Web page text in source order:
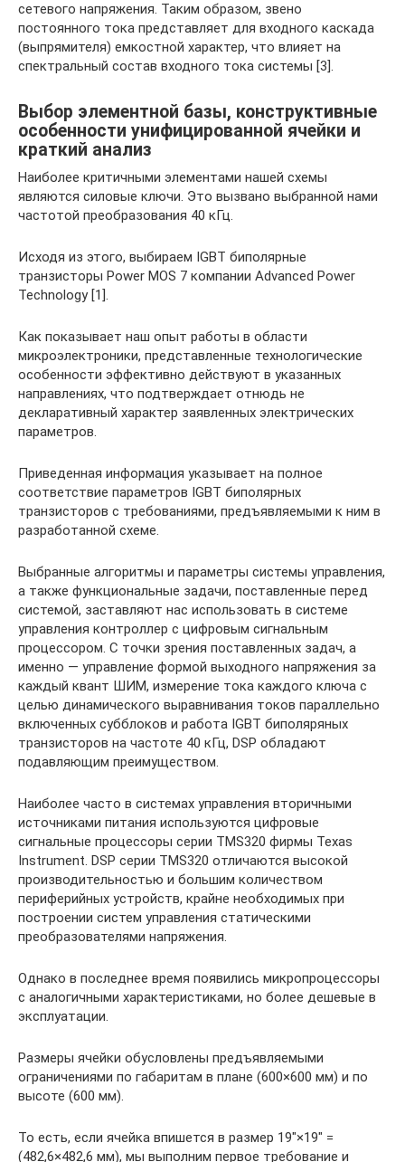
сетевого напряжения. Таким образом, звено
постоянного тока представляет для входного каскада
(выпрямителя) емкостной характер, что влияет на
спектральный состав входного тока системы [3].
Выбор элементной базы, конструктивные
особенности унифицированной ячейки и
краткий анализ
Наиболее критичными элементами нашей схемы
являются силовые ключи. Это вызвано выбранной нами
частотой преобразования 40 кГц.
Исходя из этого, выбираем IGBT биполярные
транзисторы Power MOS 7 компании Advanced Power
Technology [1].
Как показывает наш опыт работы в области
микроэлектроники, представленные технологические
особенности эффективно действуют в указанных
направлениях, что подтверждает отнюдь не
декларативный характер заявленных электрических
параметров.
Приведенная информация указывает на полное
соответствие параметров IGBT биполярных
транзисторов с требованиями, предъявляемыми к ним в
разработанной схеме.
Выбранные алгоритмы и параметры системы управления,
а также функциональные задачи, поставленные перед
системой, заставляют нас использовать в системе
управления контроллер с цифровым сигнальным
процессором. С точки зрения поставленных задач, а
именно — управление формой выходного напряжения за
каждый квант ШИМ, измерение тока каждого ключа с
целью динамического выравнивания токов параллельно
включенных субблоков и работа IGBT биполяряных
транзисторов на частоте 40 кГц, DSP обладают
подавляющим преимуществом.
Наиболее часто в системах управления вторичными
источниками питания используются цифровые
сигнальные процессоры серии TMS320 фирмы Texas
Instrument. DSP серии TMS320 отличаются высокой
производительностью и большим количеством
периферийных устройств, крайне необходимых при
построении систем управления статическими
преобразователями напряжения.
Однако в последнее время появились микропроцессоры
с аналогичными характеристиками, но более дешевые в
эксплуатации.
Размеры ячейки обусловлены предъявляемыми
ограничениями по габаритам в плане (600×600 мм) и по
высоте (600 мм).
То есть, если ячейка впишется в размер 19″×19″ =
(482,6×482,6 мм), мы выполним первое требование и